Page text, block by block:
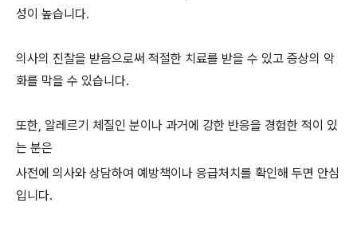
성이 높습니다.
의사의 진찰을 받음으로써 적절한 치료를 받을 수 있고 증상의 악
화를 막을 수 있습니다.
또한, 알레르기 체질인 분이나 과거에 강한 반응을 경험한 적이 있
는 분은
사전에 의사와 상담하여 예방책이나 응급처치를 확인해 두면 안심
입니다.